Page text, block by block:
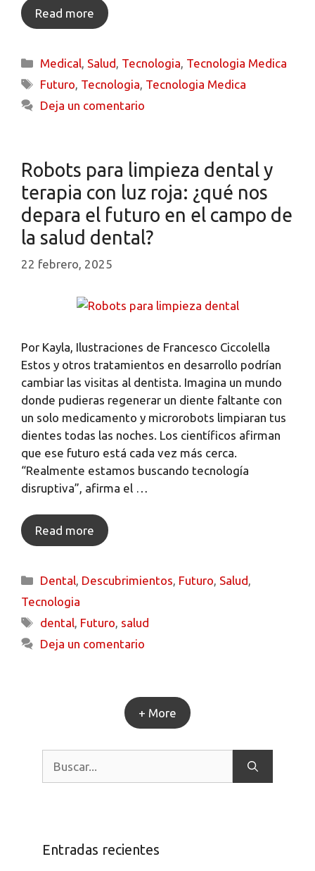
Read more
Medical, Salud, Tecnologia, Tecnologia Medica
Futuro, Tecnologia, Tecnologia Medica
Deja un comentario
Robots para limpieza dental y
terapia con luz roja: ¿qué nos
depara el futuro en el campo de
la salud dental?
22 febrero, 2025
Por Kayla, Ilustraciones de Francesco Ciccolella
Estos y otros tratamientos en desarrollo podrían
cambiar las visitas al dentista. Imagina un mundo
donde pudieras regenerar un diente faltante con
un solo medicamento y microrobots limpiaran tus
dientes todas las noches. Los científicos afirman
que ese futuro está cada vez más cerca.
“Realmente estamos buscando tecnología
disruptiva”, afirma el …
Read more
Dental, Descubrimientos, Futuro, Salud,
Tecnologia
dental, Futuro, salud
Deja un comentario
+ More
Entradas recientes